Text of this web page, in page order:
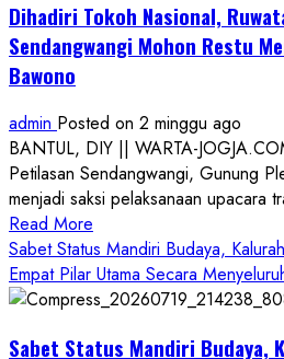
Dihadiri Tokoh Nasional,
Sendangwangi Mohon Restu
Bawono
admin Posted on 2 minggu ago
BANTUL, DIY || WARTA-
Petilasan Sendangwangi, Gunung
menjadi saksi pelaksanaan upacara
Read More
more
about
Dihadiri
Nasional,
Sabet Status Mandiri Budaya,
Empat Pilar Utama Secara
Sabet Status Mandiri Budaya,